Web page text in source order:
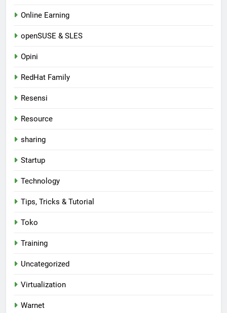
Online Earning
openSUSE & SLES
Opini
RedHat Family
Resensi
Resource
sharing
Startup
Technology
Tips, Tricks & Tutorial
Toko
Training
Uncategorized
Virtualization
Warnet